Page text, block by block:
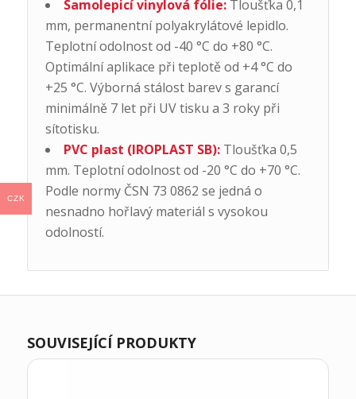
Samolepicí vinylová fólie:Tloušťka 0,1
mm, permanentní polyakrylátové lepidlo.
Teplotní odolnost od -40 °C do +80 °C.
Optimální aplikace při teplotě od +4 °C do
+25 °C. Výborná stálost barev s garancí
minimálně 7 let při UV tisku a 3 roky při
sítotisku.
PVC plast (IROPLAST SB):Tloušťka 0,5
mm. Teplotní odolnost od -20 °C do +70 °C.
Podle normy ČSN 73 0862 se jedná o
nesnadno hořlavý materiál s vysokou
odolností.
SOUVISEJÍCÍ PRODUKTY
CZK